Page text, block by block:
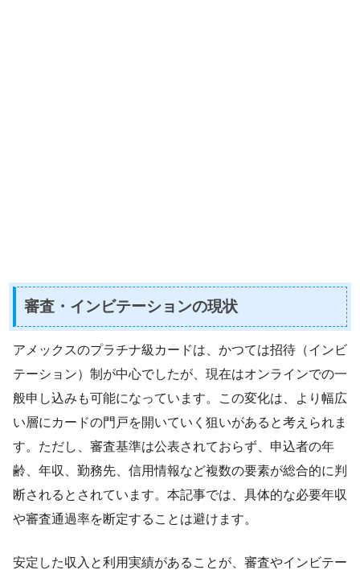
審査・インビテーションの現状
アメックスのプラチナ級カードは、かつては招待（インビ
テーション）制が中心でしたが、現在はオンラインでの一
般申し込みも可能になっています。この変化は、より幅広
い層にカードの門戸を開いていく狙いがあると考えられま
す。ただし、審査基準は公表されておらず、申込者の年
齢、年収、勤務先、信用情報など複数の要素が総合的に判
断されるとされています。本記事では、具体的な必要年収
や審査通過率を断定することは避けます。
安定した収入と利用実績があることが、審査やインビテー